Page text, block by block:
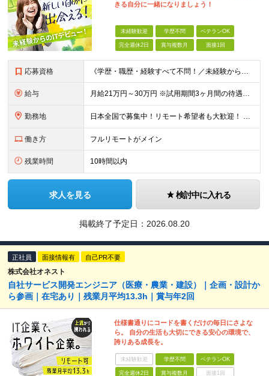
きる自分に一緒になりましょう！
未経験歓迎 学歴不問 ベテランOK
完全週休2日 賞与複数月 面接1回
応募資格 《学歴・職歴・経験すべて不問！／未経験からのチャレンジ大歓迎◎》 ▼こんな気持ち、ひとつでも当てはまる方はぜひ！ □ なにか、人生を変えるきっかけがほしい □ 立ち仕事に疲れて、そろそろ座り仕事がい
給与 月給21万円～30万円 ※試用期間3ヶ月間の待遇に変動はありません。 ※みなし残業代(月20時間分29,725円～)を含む。（※超過分は追加支給）
勤務地 日本全国で募集中！リモート希望者も大歓迎！ ※クライアントオフィスへの出勤が必要な場合は、 「東京オフィス」または「首都圏・関西圏」になります ※勤務地の選択はご希望を考慮し、転居を伴う転勤はありま
働き方 フルリモートがメイン
残業時間 10時間以内
求人を見る 検討中に入れる
掲載終了予定日： 2026.08.20
正社員 面接情報有 自己PR不要
株式会社オネスト
自社サービス開発エンジニア（医療・農業・建設）｜企画・設計か
ら参画｜在宅あり｜残業月平均13.3h｜賞与年2回
仕様書通りにコードを書くだけの毎日にさよな
ら。 自分の生活も大切にできる安心の環境で、
誇りある成長を。
未経験歓迎 学歴不問 ベテランOK
完全週休2日 賞与複数月 面接1回